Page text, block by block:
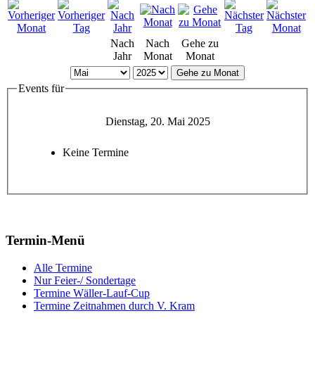
Nach
Jahr
Nach
Monat
Gehe zu
Monat
Gehe zu Monat
Events für
Dienstag, 20. Mai 2025
Keine Termine
Termin-Menü
Alle Termine
Nur Feier-/ Sondertage
Termine Wäller-Lauf-Cup
Termine Zeitnahmen durch V. Kram